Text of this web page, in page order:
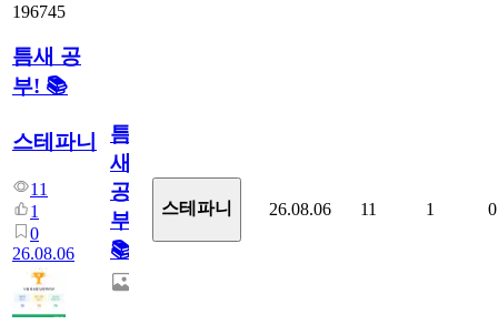
196745
틈새 공
부! 📚
스테파니
11
1
0
26.08.06
틈
새
공
부!
📚
스테파니 26.08.06 11 1 0